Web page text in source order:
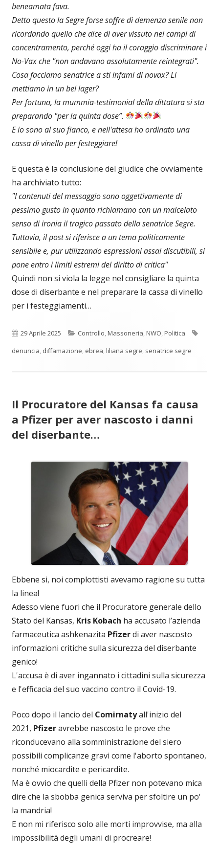
beneamata fava.
Detto questo la Segre forse soffre di demenza senile non
ricordando quello che dice di aver vissuto nei campi di
concentramento, perché oggi ha il coraggio discriminare i
No-Vax che "non andavano assolutamente reintegrati".
Cosa facciamo senatrice a sti infami di novax? Li
mettiamo in un bel lager?
Per fortuna, la mummia-testimonial della dittatura si sta
preparando "per la quinta dose”.
E io sono al suo fianco, e nell'attesa ho ordinato una
cassa di vinello per festeggiare!
E questa è la conclusione del giudice che ovviamente
ha archiviato tutto:
"I contenuti del messaggio sono oggettivamente di
pessimo gusto in quanto richiamano con un malcelato
senso di ironia il tragico passato della senatrice Segre.
Tuttavia, il post si riferisce a un tema politicamente
sensibile e, pur utilizzando espressioni assai discutibili, si
pone entro i limiti estremi del diritto di critica"
Quindi non si viola la legge nel consigliare la quinta
dose di diserbante e nel preparare la cassa di vinello
per i festeggiamenti…
Pubblicato
29 Aprile 2025 Categorie
Controllo,Massoneria,NWO,Politica
denuncia, diffamazione, ebrea,liliana segre, senatrice segre
Il Procuratore del Kansas fa causa
a Pfizer per aver nascosto i danni
del diserbante…
Ebbene si, noi complottisti avevamo ragione su tutta
la linea!
Adesso viene fuori che il Procuratore generale dello
Stato del Kansas, Kris Kobach ha accusato l’azienda
farmaceutica ashkenazita Pfizerdi aver nascosto
informazioni critiche sulla sicurezza del diserbante
genico!
L'accusa è di aver ingannato i cittadini sulla sicurezza
e l'efficacia del suo vaccino contro il Covid-19.
Poco dopo il lancio del Comirnatyall'inizio del
2021, Pfizeravrebbe nascosto le prove che
riconducevano alla somministrazione del siero
possibili complicanze gravi come l'aborto spontaneo,
nonché miocardite e pericardite.
Ma è ovvio che quelli della Pfizer non potevano mica
dire che la sbobba genica serviva per sfoltire un po'
la mandria!
E non mi riferisco solo alle morti improvvise, ma alla
impossibilità degli umani di procreare!